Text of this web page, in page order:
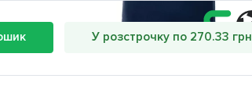
У розстрочку по 270.33 грн